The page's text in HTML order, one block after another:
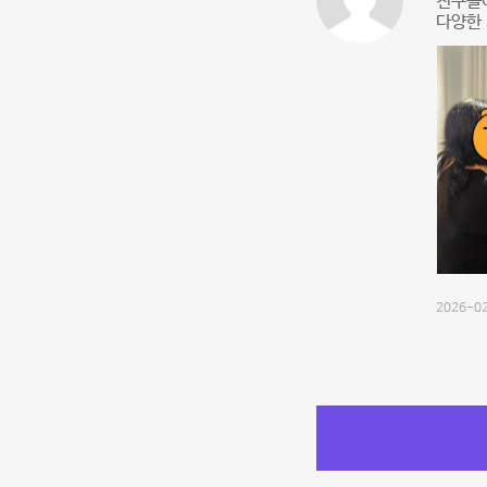
다양
2026-